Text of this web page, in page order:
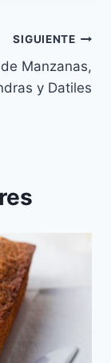
SIGUIENTE
Manzanas,
y Datiles